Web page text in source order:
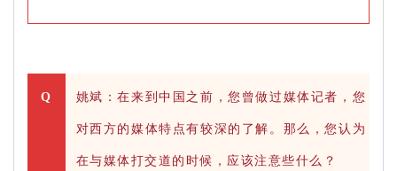
Q 姚斌：在来到中国之前，您曾做过媒体记者，您
对西方的媒体特点有较深的了解。那么，您认为
在与媒体打交道的时候，应该注意些什么？